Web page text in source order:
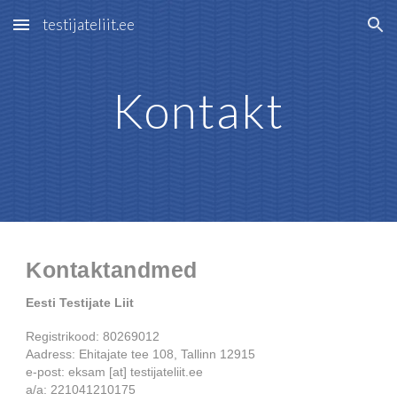
Skip to main content Skip to navigation
testijateliit.ee
Kontakt
Kontaktandmed
Eesti Testijate Liit
Registrikood: 80269012
Aadress: Ehitajate tee 108, Tallinn 12915
e-post: eksam [at] testijateliit.ee
a/a: 221041210175